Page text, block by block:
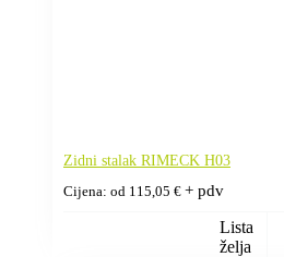
Zidni stalak RIMECK H03
Cijena: od 115,05 € + pdv
Lista
želja